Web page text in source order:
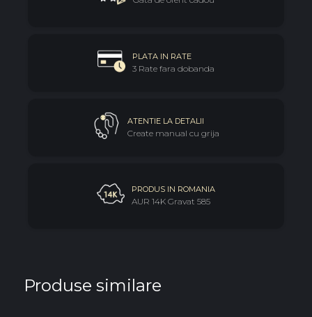
PLATA IN RATE
3 Rate fara dobanda
ATENTIE LA DETALII
Create manual cu grija
PRODUS IN ROMANIA
AUR 14K Gravat 585
Produse similare